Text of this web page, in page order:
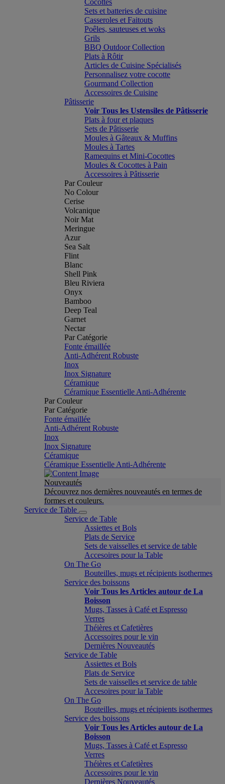
Cocottes
Sets et batteries de cuisine
Casseroles et Faitouts
Poêles, sauteuses et woks
Grils
BBQ Outdoor Collection
Plats à Rôtir
Articles de Cuisine Spécialisés
Personnalisez votre cocotte
Gourmand Collection
Accessoires de Cuisine
Pâtisserie
Voir Tous les Ustensiles de Pâtisserie
Plats à four et plaques
Sets de Pâtisserie
Moules à Gâteaux & Muffins
Moules à Tartes
Ramequins et Mini-Cocottes
Moules & Cocottes à Pain
Accessoires à Pâtisserie
Par Couleur
No Colour
Cerise
Volcanique
Noir Mat
Meringue
Azur
Sea Salt
Flint
Blanc
Shell Pink
Bleu Riviera
Onyx
Bamboo
Deep Teal
Garnet
Nectar
Par Catégorie
Fonte émaillée
Anti-Adhérent Robuste
Inox
Inox Signature
Céramique
Céramique Essentielle Anti-Adhérente
Par Couleur
Par Catégorie
Fonte émaillée
Anti-Adhérent Robuste
Inox
Inox Signature
Céramique
Céramique Essentielle Anti-Adhérente
Nouveautés
Découvrez nos dernières nouveautés en termes de
formes et couleurs.
Service de Table
Service de Table
Assiettes et Bols
Plats de Service
Sets de vaisselles et service de table
Accesoires pour la Table
On The Go
Bouteilles, mugs et récipients isothermes
Service des boissons
Voir Tous les Articles autour de La
Boisson
Mugs, Tasses à Café et Espresso
Verres
Théières et Cafetières
Accessoires pour le vin
Dernières Nouveautés
Service de Table
Assiettes et Bols
Plats de Service
Sets de vaisselles et service de table
Accesoires pour la Table
On The Go
Bouteilles, mugs et récipients isothermes
Service des boissons
Voir Tous les Articles autour de La
Boisson
Mugs, Tasses à Café et Espresso
Verres
Théières et Cafetières
Accessoires pour le vin
Dernières Nouveautés